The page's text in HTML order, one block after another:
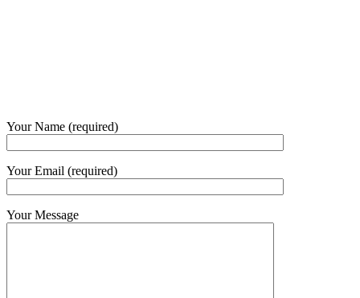
Your Name (required)
Your Email (required)
Your Message